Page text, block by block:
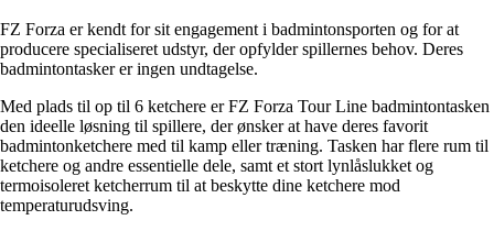
FZ Forza er kendt for sit engagement i badmintonsporten og for at
producere specialiseret udstyr, der opfylder spillernes behov. Deres
badmintontasker er ingen undtagelse.
Med plads til op til 6 ketchere er FZ Forza Tour Line badmintontasken
den ideelle løsning til spillere, der ønsker at have deres favorit
badmintonketchere med til kamp eller træning. Tasken har flere rum til
ketchere og andre essentielle dele, samt et stort lynlåslukket og
termoisoleret ketcherrum til at beskytte dine ketchere mod
temperaturudsving.